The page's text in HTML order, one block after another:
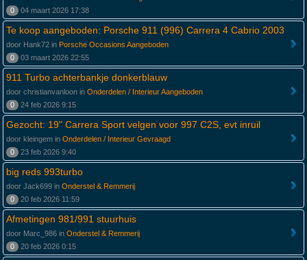
0
04 maart 2026 17:38
Te koop aangeboden: Porsche 911 (996) Carrera 4 Cabrio 2003
door Hank72 in Porsche Occasions Aangeboden
0
03 maart 2026 22:55
911 Turbo achterbankje donkerblauw
door christianvanloon in Onderdelen / Interieur Aangeboden
0
24 feb 2026 9:15
Gezocht: 19" Carrera Sport velgen voor 997 C2S, evt inruil
door kleingem in Onderdelen / Interieur Gevraagd
0
23 feb 2026 9:40
big reds 993turbo
door Jack699 in Onderstel & Remmerij
0
20 feb 2026 11:59
Afmetingen 981/991 stuurhuis
door Marc_986 in Onderstel & Remmerij
0
20 feb 2026 0:15